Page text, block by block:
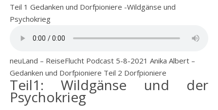
Teil 1 Gedanken und Dorfpioniere -Wildgänse und
Psychokrieg
neuLand – ReiseFlucht Podcast 5-8-2021 Anika Albert –
Gedanken und Dorfpioniere Teil 2 Dorfpioniere
Teil1: Wildgänse und der
Psychokrieg